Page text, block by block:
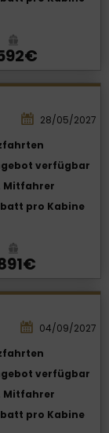
28/05/2027
verfügbar
Mitfahrer
pro Kabine
04/09/2027
verfügbar
Mitfahrer
pro Kabine